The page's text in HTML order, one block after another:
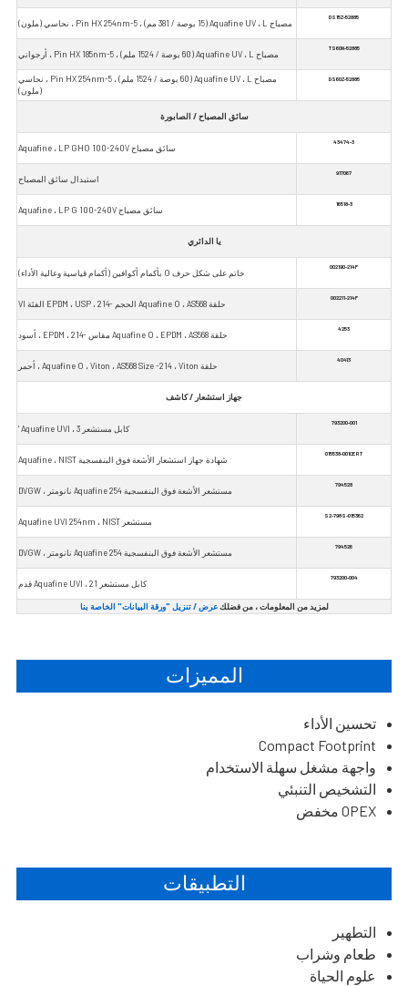
52885-DS15Z
مصباح Aquafine UV ، L (15 بوصة / 381 مم) ، 5-Pin HX 254nm ، نحاسي (ملون)
52885-TS60N
مصباح Aquafine UV ، L (60 بوصة / 1524 ملم) ، 5-Pin HX 185nm ، أرجواني
52885-DS60Z
مصباح Aquafine UV ، L (60 بوصة / 1524 ملم) ، 5-Pin HX 254nm ، نحاسي
(ملون)
سائق المصباح / الصابورة
43474-3
سائق مصباح Aquafine ، LP GHO 100-240V
917067
استبدال سائق المصباح
16518-3
سائق مصباح Aquafine ، LP G 100-240V
يا الدائري
002190-214F
خاتم على شكل حرف O بأكمام أكوافين (أكمام قياسية وعالية الأداء)
002211-214F
حلقة Aquafine O ، AS568 الحجم -214 ، EPDM ، USP الفئة VI
4253
حلقة Aquafine O ، EPDM ، AS568 مقاس -214 ، EPDM ، أسود
40413
حلقة Aquafine O ، Viton ، AS568 Size -214 ، Viton ، أحمر
جهاز استشعار / كاشف
793200-001
كابل مستشعر Aquafine UVI ، 3 '
015538-001CERT
شهادة جهاز استشعار الأشعة فوق البنفسجية Aquafine ، NIST
794528
مستشعر الأشعة فوق البنفسجية Aquafine 254 نانومتر ، DVGW
015362-S2-798S
مستشعر Aquafine UVI 254nm ، NIST
794526
مستشعر الأشعة فوق البنفسجية Aquafine 254 نانومتر ، DVGW
793200-004
كابل مستشعر Aquafine UVI ، 21 قدم
لمزيد من المعلومات ، من فضلكعرض / تنزيل "ورقة البيانات" الخاصة بنا
المميزات
تحسين الأداء
Compact Footprint
واجهة مشغل سهلة الاستخدام
التشخيص التنبئي
OPEX مخفض
التطبيقات
التطهير
طعام وشراب
علوم الحياة